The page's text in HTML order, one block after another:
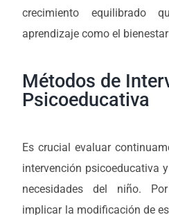
crecimiento equilibrado
aprendizaje como el
Métodos de
Psicoeducativa
Es crucial evaluar
intervención psicoeducativa
necesidades del niño.
implicar la modificación de